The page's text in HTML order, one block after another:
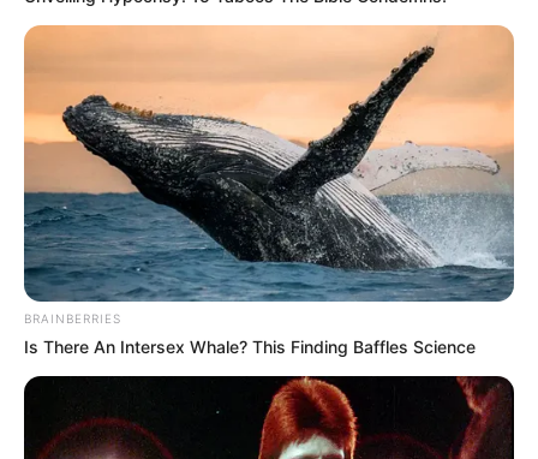
BRAINBERRIES
Is There An Intersex Whale? This Finding Baffles Science